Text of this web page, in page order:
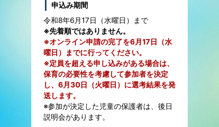
申込み期間
令和8年6月17日（水曜日）まで
※先着順ではありません。
※オンライン申請の完了を6月17日（水
曜日）までに行ってください。
※定員を超える申し込みがある場合は、
保育の必要性を考慮して参加者を決定
し、6月30日（火曜日）に選考結果を発
送します。
※参加が決定した児童の保護者は、後日
説明会があります。